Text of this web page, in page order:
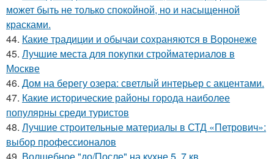
может быть не только спокойной, но и насыщенной
красками.
44. Какие традиции и обычаи сохраняются в Воронеже
45. Лучшие места для покупки стройматериалов в
Москве
46. Дом на берегу озера: светлый интерьер с акцентами.
47. Какие исторические районы города наиболее
популярны среди туристов
48. Лучшие строительные материалы в СТД «Петрович»:
выбор профессионалов
49. Волшебное "до/После" на кухне 5, 7 кв.